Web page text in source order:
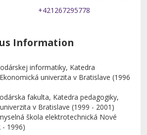
+421267295778
Information
informatiky, Katedra
univerzita v Bratislave (1996
fakulta, Katedra pedagogiky,
v Bratislave (1999 - 2001)
škola elektrotechnická Nové
- 1996)